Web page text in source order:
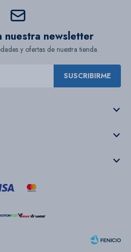
nuestra newsletter
y ofertas de nuestra tienda.
SUSCRIBIRME